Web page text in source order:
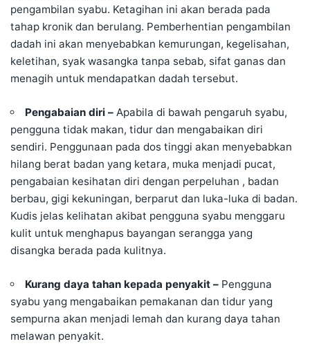
pengambilan syabu. Ketagihan ini akan berada pada
tahap kronik dan berulang. Pemberhentian pengambilan
dadah ini akan menyebabkan kemurungan, kegelisahan,
keletihan, syak wasangka tanpa sebab, sifat ganas dan
menagih untuk mendapatkan dadah tersebut.
Pengabaian diri – Apabila di bawah pengaruh syabu,
pengguna tidak makan, tidur dan mengabaikan diri
sendiri. Penggunaan pada dos tinggi akan menyebabkan
hilang berat badan yang ketara, muka menjadi pucat,
pengabaian kesihatan diri dengan perpeluhan , badan
berbau, gigi kekuningan, berparut dan luka-luka di badan.
Kudis jelas kelihatan akibat pengguna syabu menggaru
kulit untuk menghapus bayangan serangga yang
disangka berada pada kulitnya.
Kurang daya tahan kepada penyakit – Pengguna
syabu yang mengabaikan pemakanan dan tidur yang
sempurna akan menjadi lemah dan kurang daya tahan
melawan penyakit.